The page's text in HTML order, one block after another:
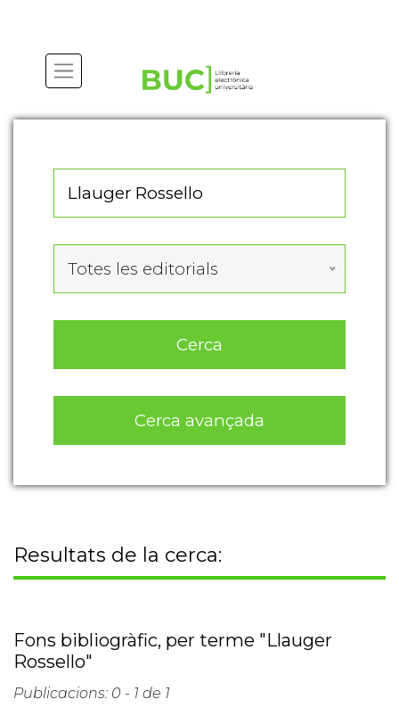
Totes les editorials
Cerca
Cerca avançada
Resultats de la cerca:
Fons bibliogràfic, per terme "Llauger
Rossello"
Publicacions: 0 - 1 de 1